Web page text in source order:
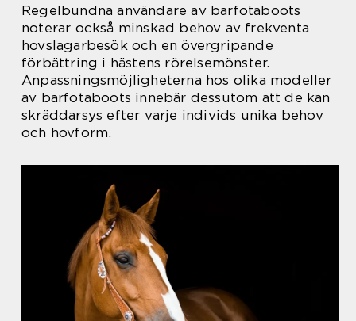
Regelbundna användare av barfotaboots
noterar också minskad behov av frekventa
hovslagarbesök och en övergripande
förbättring i hästens rörelsemönster.
Anpassningsmöjligheterna hos olika modeller
av barfotaboots innebär dessutom att de kan
skräddarsys efter varje individs unika behov
och hovform.